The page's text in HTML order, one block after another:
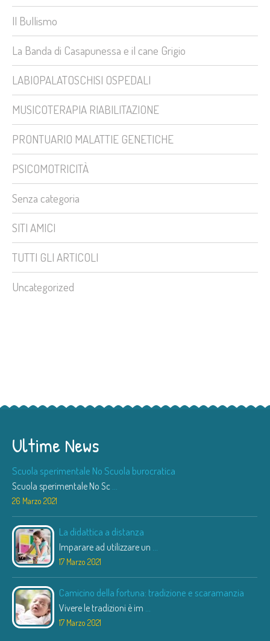
Il Bullismo
La Banda di Casapunessa e il cane Grigio
LABIOPALATOSCHISI OSPEDALI
MUSICOTERAPIA RIABILITAZIONE
PRONTUARIO MALATTIE GENETICHE
PSICOMOTRICITÀ
Senza categoria
SITI AMICI
TUTTI GLI ARTICOLI
Uncategorized
Ultime News
Scuola sperimentale No Scuola burocratica
Scuola sperimentale No Sc ...
26 Marzo 2021
La didattica a distanza
Imparare ad utilizzare un ...
17 Marzo 2021
Camicino della fortuna: tradizione e scaramanzia
Vivere le tradizioni è im ...
17 Marzo 2021